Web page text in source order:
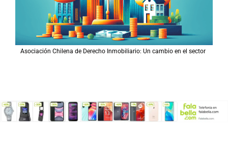
Asociación Chilena de Derecho Inmobiliario: Un cambio en el sector